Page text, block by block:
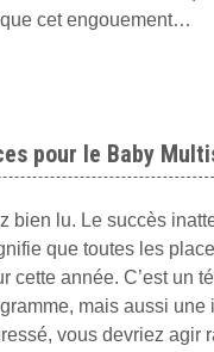
cet engouement…
pour le Baby
bien lu. Le succès
que toutes les
cette année. C’est un
mais aussi une
vous devriez agir